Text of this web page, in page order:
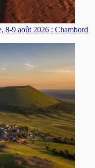
8-9 août 2026 : Chambord